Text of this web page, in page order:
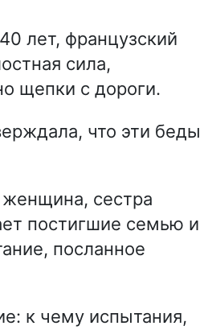
лет, французский
сила,
щепки с дороги.
что эти беды
сестра
постигшие семью и
посланное
к чему испытания,